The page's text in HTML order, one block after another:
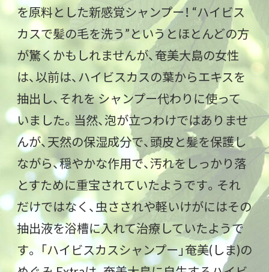
を原料とした新感覚シャンプー！ “ハイビス
カスで髪の毛を洗う”というとほとんどの方
が驚くかもしれませんが、奄美大島の女性
は、以前は、ハイビスカスの葉からエキスを
抽出し、それを シャンプー代わりに使って
いました。当然、泡が立つわけではありませ
んが、天然の保湿成分で、頭皮と髪を保護し
ながら、穏やかな作用で、汚れをしっかり落
とすために重宝されていたようです。それ
だけではなく、虫さされや軽いけがにはその
抽出液を浴槽に入れて治療していたようで
す。 「ハイビスカスシャンプー」奄美(しま)の